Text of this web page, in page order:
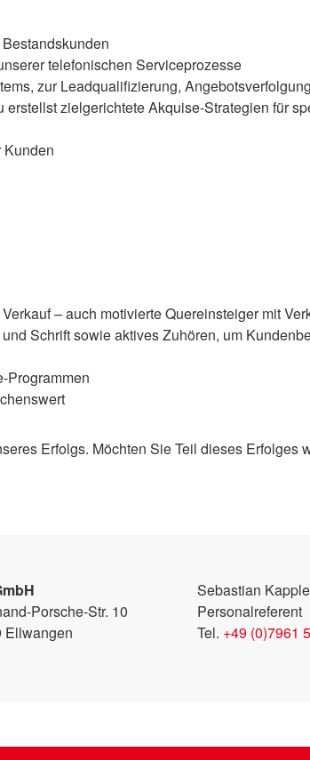
telefonischen Serviceprozesse
zur Leadqualifizierung,
zielgerichtete Akquise-Strategien für
– auch motivierte Quereinsteiger mit
Schrift sowie aktives Zuhören, um
Programmen
Erfolgs. Möchten Sie Teil dieses Erfolges
Porsche-Str. 10
Ellwangen
Sebastian
Personalreferent
Tel. +49 (0)7961